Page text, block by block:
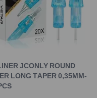
JCONLY ROUND
LONG TAPER 0,35MM-